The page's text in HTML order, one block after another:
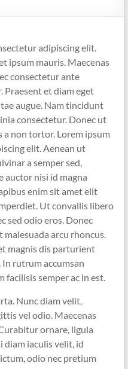
adipiscing elit.
ipsum mauris. Maecenas
consectetur ante
Praesent et diam eget
augue. Nam tincidunt
consectetur. Donec ut
a non tortor. Lorem ipsum
elit. Aenean ut
a semper sed,
auctor nisi id magna
enim sit amet elit
Ut convallis libero
sed odio eros. Donec
arcu rhoncus.
magnis dis parturient
rutrum accumsan
facilisis semper ac in est.
Nunc diam velit,
vel odio. Maecenas
ornare, ligula
diam iaculis velit, id
odio nec pretium